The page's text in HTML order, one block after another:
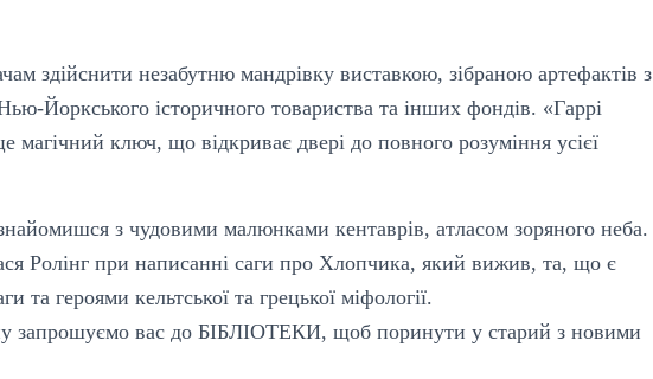
здійснити незабутню мандрівку виставкою, зібраною артефактів з
Йоркського історичного товариства та інших фондів. «Гаррі
магічний ключ, що відкриває двері до повного розуміння усієї
з чудовими малюнками кентаврів, атласом зоряного неба.
Ролінг при написанні саги про Хлопчика, який вижив, та, що є
та героями кельтської та грецької міфології.
запрошуємо вас до БІБЛІОТЕКИ, щоб поринути у старий з новими